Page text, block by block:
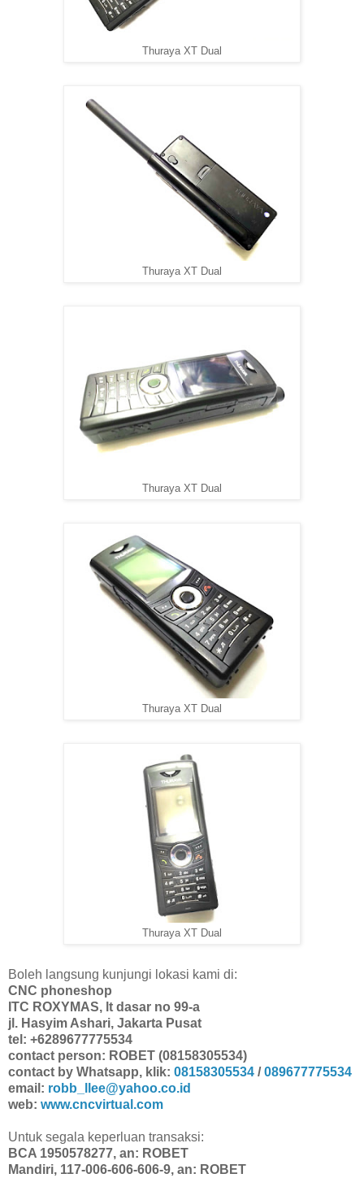
Thuraya XT Dual
Thuraya XT Dual
Thuraya XT Dual
Thuraya XT Dual
Thuraya XT Dual
Boleh langsung kunjungi lokasi kami di:
CNC phoneshop
ITC ROXYMAS, lt dasar no 99-a
jl. Hasyim Ashari, Jakarta Pusat
tel: +6289677775534
contact person: ROBET (08158305534)
contact by Whatsapp, klik: 08158305534 /089677775534
email: robb_llee@yahoo.co.id
web: www.cncvirtual.com
Untuk segala keperluan transaksi:
BCA 1950578277, an: ROBET
Mandiri, 117-006-606-606-9, an: ROBET